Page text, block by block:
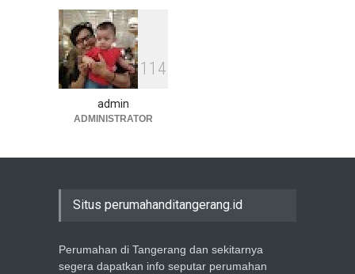
1 1 4
admin
ADMINISTRATOR
Situs perumahanditangerang.id
Perumahan di Tangerang dan sekitarnya
segera dapatkan info seputar perumahan